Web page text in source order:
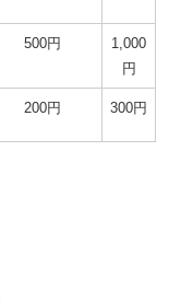
500円
1,000
円
200円 300円